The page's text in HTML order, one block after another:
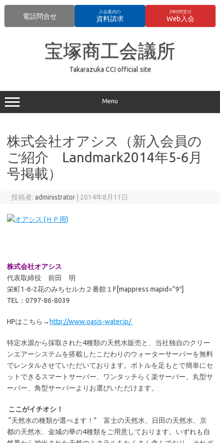
電話問合せ
入会案内の
資料請求
24時間受付
Web入会
ッ
プ
宝塚商工会議所
Takarazuka CCI official site
Menu
株式会社オアシス（新入会員の
ご紹介 Landmark2014年5-6月
号掲載）
投稿者: administrator 2014年8月11日
株式会社オアシス
代表取締役 前田 明
栄町1-6-2花のみちセルカ２番館１F[mappress mapid=”9″]
TEL：0797-86-8039
HPはこちら→ http://www.oasis-water.jp/
特定水源から採取された4種類の天然水販売と、当社独自のクリー
ンエアーシステムを搭載したこだわりのウォーターサーバーを無料
でレンタルさせていただいております。ボトルを足もとで簡単にセ
ットできるスマートサーバー、ワンタッチらく楽サーバー、丸型サ
ーバー、角型サーバーよりお選びいただけます。
ここがイチオシ！
“天然水の種類が選べます！” 富士の天然水、日田の天然水、京
都の天然水、金城の華の4種類をご用意しております。いずれも自